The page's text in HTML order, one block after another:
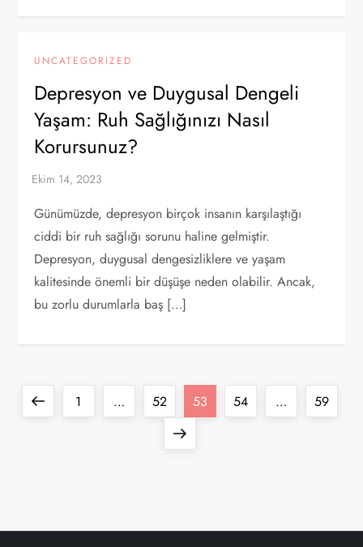
UNCATEGORIZED
Depresyon ve Duygusal Dengeli
Yaşam: Ruh Sağlığınızı Nasıl
Korursunuz?
Günümüzde, depresyon birçok insanın karşılaştığı
ciddi bir ruh sağlığı sorunu haline gelmiştir.
Depresyon, duygusal dengesizliklere ve yaşam
kalitesinde önemli bir düşüşe neden olabilir. Ancak,
bu zorlu durumlarla baş […]
Y PreviousPage
1 … Page
52 Page
53 Page
54 … Page
59
Next